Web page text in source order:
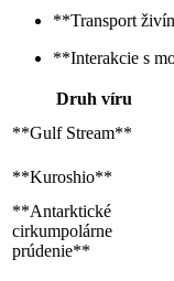
**Transport
**Interakcie s
Druh víru
**Gulf Stream**
**Kuroshio**
**Antarktické
cirkumpolárne
prúdenie**